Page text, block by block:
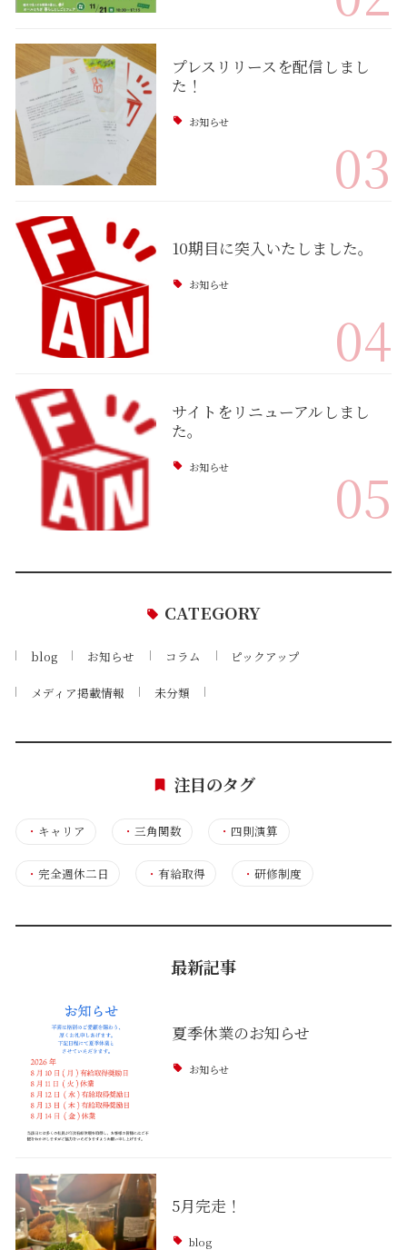
プレスリリースを配信しまし
た！
お知らせ
03
10期目に突入いたしました。
お知らせ
04
サイトをリニューアルしまし
た。
お知らせ 05
CATEGORY
blog お知らせ コラム ピックアップ
メディア掲載情報 未分類
注目のタグ
・ キャリア ・三角関数 ・ 四則演算
・ 完全週休二日 ・有給取得 ・研修制度
最新記事
夏季休業のお知らせ
お知らせ
5月完走！
blog